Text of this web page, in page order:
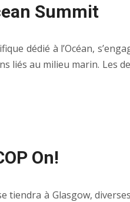
Summit
dédié à l’Océan,
liés au milieu marin. Les
On!
tiendra à Glasgow,